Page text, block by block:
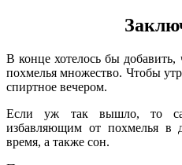
В конце хотелось бы добавить,
похмелья множество. Чтобы
спиртное вечером.
Если уж так вышло, то
избавляющим от похмелья в
время, а также сон.